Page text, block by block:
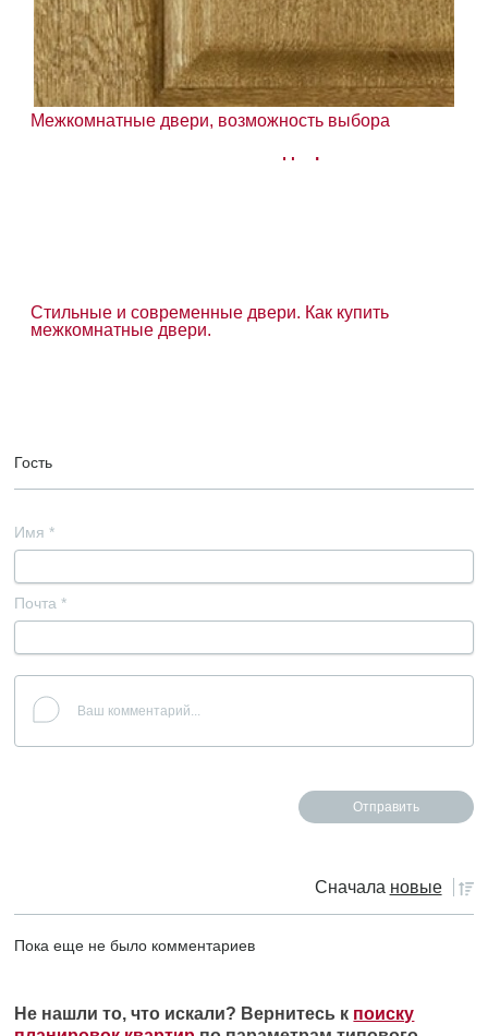
Межкомнатные двери, возможность выбора
Стильные и современные двери. Как купить
межкомнатные двери.
Гость
Имя *
Почта *
Сначала новые
Пока еще не было комментариев
Не нашли то, что искали? Вернитесь к поиску